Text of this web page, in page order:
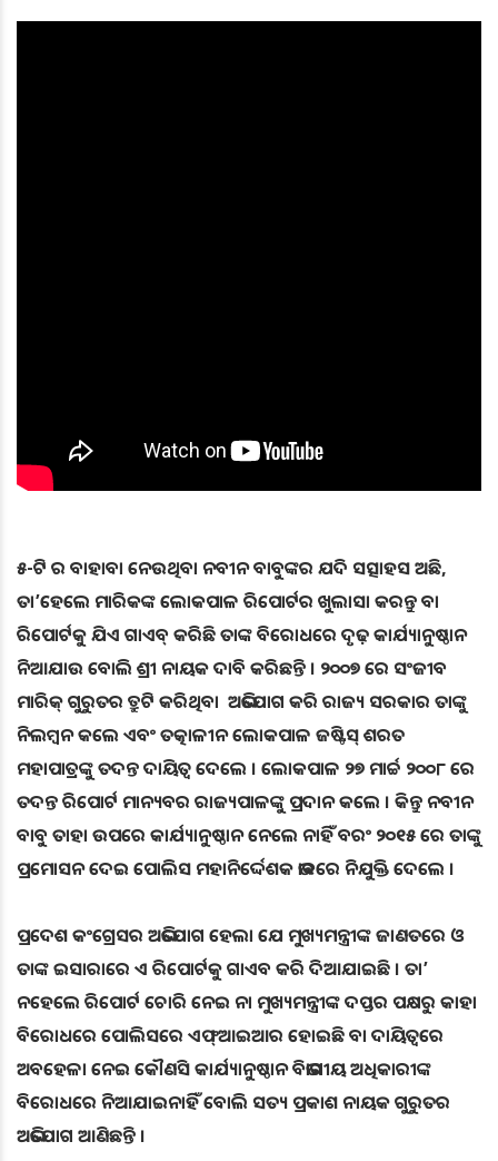
୫-ଟି ର ବାହାବା ନେଉଥିବା ନବୀନ ବାବୁଙ୍କର ଯଦି ସତ୍ସାହସ ଅଛି,
ତା’ହେଲେ ମାରିକଙ୍କ ଲୋକପାଳ ରିପୋର୍ଟର ଖୁଲାସା କରନ୍ତୁ ବା
ରିପୋର୍ଟକୁ ଯିଏ ଗାଏବ୍ କରିଛି ତାଙ୍କ ବିରୋଧରେ ଦୃଢ଼ କାର୍ଯ୍ୟାନୁଷ୍ଠାନ
ନିଆଯାଉ ବୋଲି ଶ୍ରୀ ନାୟକ ଦାବି କରିଛନ୍ତି । ୨୦୦୭ ରେ ସଂଜୀବ
ମାରିକ୍ ଗୁରୁତର ତ୍ରୁଟି କରିଥିବା ଅଭିଯୋଗ କରି ରାଜ୍ୟ ସରକାର ତାଙ୍କୁ
ନିଲମ୍ବନ କଲେ ଏବଂ ତତ୍କାଳୀନ ଲୋକପାଳ ଜଷ୍ଟିସ୍ ଶରତ
ମହାପାତ୍ରଙ୍କୁ ତଦନ୍ତ ଦାୟିତ୍ୱ ଦେଲେ । ଲୋକପାଳ ୨୭ ମାର୍ଚ୍ଚ ୨୦୦୮ ରେ
ତଦନ୍ତ ରିପୋର୍ଟ ମାନ୍ୟବର ରାଜ୍ୟପାଳଙ୍କୁ ପ୍ରଦାନ କଲେ । କିନ୍ତୁ ନବୀନ
ବାବୁ ତାହା ଉପରେ କାର୍ଯ୍ୟାନୁଷ୍ଠାନ ନେଲେ ନାହିଁ ବରଂ ୨୦୧୫ ରେ ତାଙ୍କୁ
ପ୍ରମୋସନ ଦେଇ ପୋଲିସ ମହାନିର୍ଦ୍ଦେଶକ ଭାବରେ ନିଯୁକ୍ତି ଦେଲେ ।
ପ୍ରଦେଶ କଂଗ୍ରେସର ଅଭିଯୋଗ ହେଲା ଯେ ମୁଖ୍ୟମନ୍ତ୍ରୀଙ୍କ ଜାଣତରେ ଓ
ତାଙ୍କ ଇସାରାରେ ଏ ରିପୋର୍ଟକୁ ଗାଏବ କରି ଦିଆଯାଇଛି । ତା’
ନହେଲେ ରିପୋର୍ଟ ଚୋରି ନେଇ ନା ମୁଖ୍ୟମନ୍ତ୍ରୀଙ୍କ ଦପ୍ତର ପକ୍ଷରୁ କାହା
ବିରୋଧରେ ପୋଲିସରେ ଏଫ୍ଆଇଆର ହୋଇଛି ବା ଦାୟିତ୍ୱରେ
ଅବହେଳା ନେଇ କୌଣସି କାର୍ଯ୍ୟାନୁଷ୍ଠାନ ବିଭାଗୀୟ ଅଧିକାରୀଙ୍କ
ବିରୋଧରେ ନିଆଯାଇନାହିଁ ବୋଲି ସତ୍ୟ ପ୍ରକାଶ ନାୟକ ଗୁରୁତର
ଅଭିଯୋଗ ଆଣିଛନ୍ତି ।